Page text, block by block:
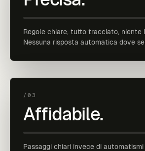
Regole chiare, tutto tracciato, niente
Nessuna risposta automatica dove
/03
Affidabile.
Passaggi chiari invece di